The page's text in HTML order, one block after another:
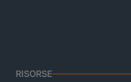
RISORSE